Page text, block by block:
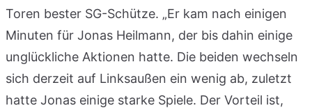
Toren bester SG-Schütze. „Er kam nach einigen
Minuten für Jonas Heilmann, der bis dahin einige
unglückliche Aktionen hatte. Die beiden wechseln
sich derzeit auf Linksaußen ein wenig ab, zuletzt
hatte Jonas einige starke Spiele. Der Vorteil ist,